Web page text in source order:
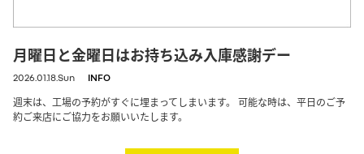
月曜日と金曜日はお持ち込み入庫感謝デー
2026.01.18.Sun INFO
週末は、工場の予約がすぐに埋まってしまいます。 可能な時は、平日のご予
約ご来店にご協力をお願いいたします。